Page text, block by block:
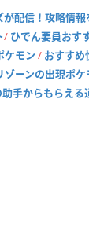
配信！攻略情報
/ ひでん要員おす
ケモン / おすすめ
ゾーンの出現ポケ
手からもらえる